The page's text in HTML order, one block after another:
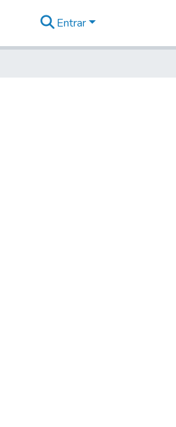
Entrar